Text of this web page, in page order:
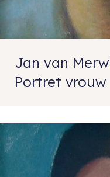
Jan van
Portret vrouw